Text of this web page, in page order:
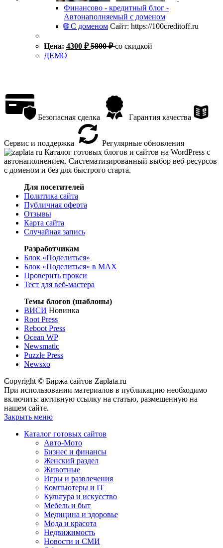
Финансово - кредитный блог -
Автонаполняемый с доменом
🌐 С доменом Сайт: https://100creditoff.ru
Цена: 4300 ₽ 5800₽ со скидкой
ДЕМО
Безопасная сделка Гарантия качества
Сервис и поддержка
Регулярные обновления
Каталог готовых блогов и сайтов на WordPress с
автонаполнением. Систематизированный выбор веб-ресурсов
с доменом и без для быстрого старта.
Для посетителей
Политика сайта
Публичная оферта
Отзывы
Карта сайта
Случайная запись
Разработчикам
Блок «Поделиться»
Блок «Поделиться» в MAX
Проверить прокси
Тест для веб-мастера
Темы блогов (шаблоны)
ВИСИ Новинка
Root Press
Reboot Press
Ocean WP
Newsmatic
Puzzle Press
Newsxo
Copyright © Биржа сайтов Zaplata.ru
При использовании материалов в публикацию необходимо
включить: активную ссылку на статью, размещенную на
нашем сайте.
Закрыть меню
Каталог готовых сайтов
Авто-Мото
Бизнес и финансы
Женский раздел
Животные
Игры и развлечения
Компьютеры и IT
Культура и искусство
Мебель и быт
Медицина и здоровье
Мода и красота
Недвижимость
Новости и СМИ